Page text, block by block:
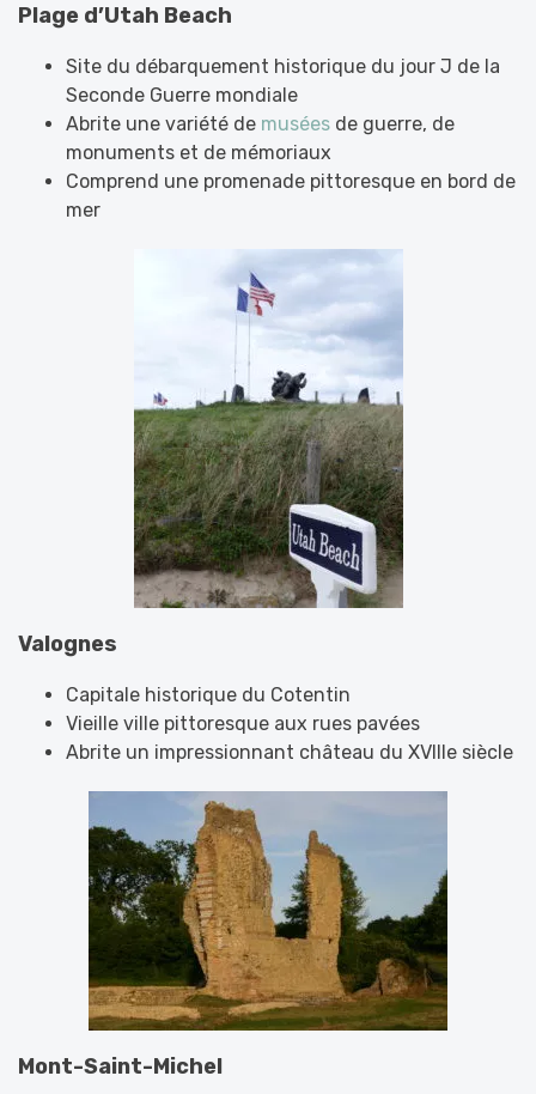
Plage d’Utah Beach
Site du débarquement historique du jour J de la
Seconde Guerre mondiale
Abrite une variété de musées de guerre, de
monuments et de mémoriaux
Comprend une promenade pittoresque en bord de
mer
Valognes
Capitale historique du Cotentin
Vieille ville pittoresque aux rues pavées
Abrite un impressionnant château du XVIIIe siècle
Mont-Saint-Michel